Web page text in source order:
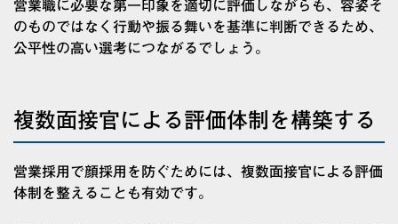
営業職に必要な第一印象を適切に評価しながらも、容姿そ
のものではなく行動や振る舞いを基準に判断できるため、
公平性の高い選考につながるでしょう。
複数面接官による評価体制を構築する
営業採用で顔採用を防ぐためには、複数面接官による評価
体制を整えることも有効です。